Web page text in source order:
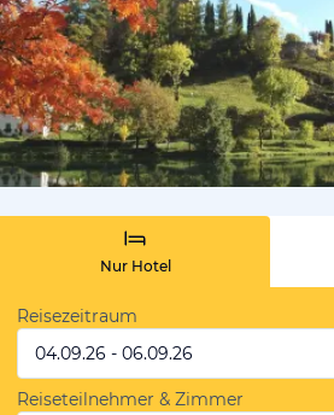
Nur Hotel
Reisezeitraum
04.09.26 - 06.09.26
Reiseteilnehmer & Zimmer